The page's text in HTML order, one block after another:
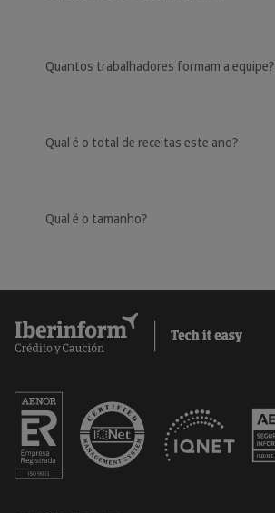
Quantos trabalhadores formam a equipe?
Qual é o total de receitas este ano?
Qual é o tamanho?